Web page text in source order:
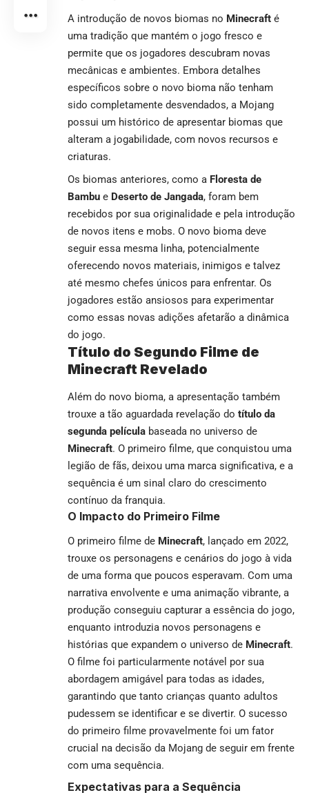
A introdução de novos biomas no Minecraft é
uma tradição que mantém o jogo fresco e
permite que os jogadores descubram novas
mecânicas e ambientes. Embora detalhes
específicos sobre o novo bioma não tenham
sido completamente desvendados, a Mojang
possui um histórico de apresentar biomas que
alteram a jogabilidade, com novos recursos e
criaturas.
Os biomas anteriores, como a Floresta de
Bambu e Deserto de Jangada, foram bem
recebidos por sua originalidade e pela introdução
de novos itens e mobs. O novo bioma deve
seguir essa mesma linha, potencialmente
oferecendo novos materiais, inimigos e talvez
até mesmo chefes únicos para enfrentar. Os
jogadores estão ansiosos para experimentar
como essas novas adições afetarão a dinâmica
do jogo.
Título do Segundo Filme de
Minecraft Revelado
Além do novo bioma, a apresentação também
trouxe a tão aguardada revelação do título da
segunda película baseada no universo de
Minecraft. O primeiro filme, que conquistou uma
legião de fãs, deixou uma marca significativa, e a
sequência é um sinal claro do crescimento
contínuo da franquia.
O Impacto do Primeiro Filme
O primeiro filme de Minecraft, lançado em 2022,
trouxe os personagens e cenários do jogo à vida
de uma forma que poucos esperavam. Com uma
narrativa envolvente e uma animação vibrante, a
produção conseguiu capturar a essência do jogo,
enquanto introduzia novos personagens e
histórias que expandem o universo de Minecraft.
O filme foi particularmente notável por sua
abordagem amigável para todas as idades,
garantindo que tanto crianças quanto adultos
pudessem se identificar e se divertir. O sucesso
do primeiro filme provavelmente foi um fator
crucial na decisão da Mojang de seguir em frente
com uma sequência.
Expectativas para a Sequência